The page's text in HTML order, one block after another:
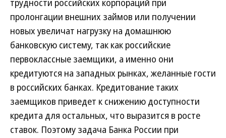
трудности российских корпораций при
пролонгации внешних займов или получении
новых увеличат нагрузку на домашнюю
банковскую систему, так как российские
первоклассные заемщики, а именно они
кредитуются на западных рынках, желанные гости
в российских банках. Кредитование таких
заемщиков приведет к снижению доступности
кредита для остальных, что выразится в росте
ставок. Поэтому задача Банка России при